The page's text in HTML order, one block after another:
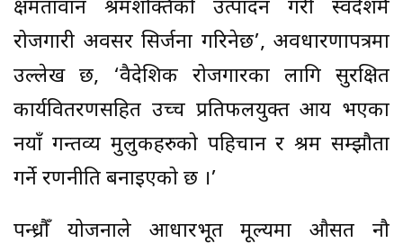
क्षमतावान श्रमशक्तिको उत्पादन गरी स्वदेशमै
रोजगारी अवसर सिर्जना गरिनेछ’, अवधारणापत्रमा
उल्लेख छ, ‘वैदेशिक रोजगारका लागि सुरक्षित
कार्यवितरणसहित उच्च प्रतिफलयुक्त आय भएका
नयाँ गन्तव्य मुलुकहरुको पहिचान र श्रम सम्झौता
गर्ने रणनीति बनाइएको छ ।’
पन्ध्रौँ योजनाले आधारभूत मूल्यमा औसत नौ